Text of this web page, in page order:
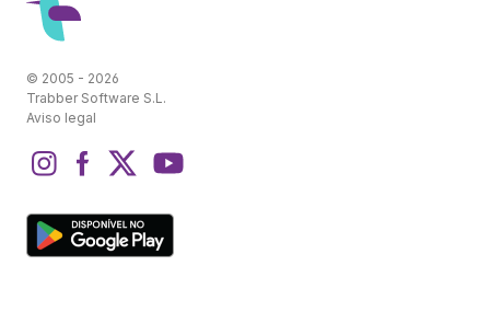
© 2005 - 2026
Trabber Software S.L.
Aviso legal